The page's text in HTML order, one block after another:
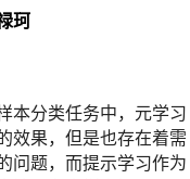
珂
本分类任务中，元学习
效果，但是也存在着需
问题，而提示学习作为